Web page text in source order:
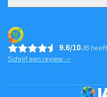
9.6/10JB
Schrijf een review ->